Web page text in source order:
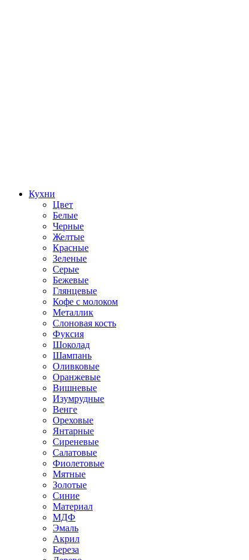
Кухни
Цвет
Белые
Черные
Желтые
Красные
Зеленые
Серые
Бежевые
Глянцевые
Кофе с молоком
Металлик
Слоновая кость
Фуксия
Шоколад
Шампань
Оливковые
Оранжевые
Вишневые
Изумрудные
Венге
Ореховые
Янтарные
Сиреневые
Салатовые
Фиолетовые
Мятные
Золотые
Синие
Материал
МДФ
Эмаль
Акрил
Береза